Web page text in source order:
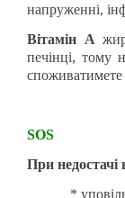
напруженні,
Вітамін А
печінці, тому
SOS
При недостачі
*